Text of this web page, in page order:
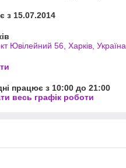
з 15.07.2014
Ювілейний 56, Харків, Україна
працює з 10:00 до 21:00
весь графік роботи